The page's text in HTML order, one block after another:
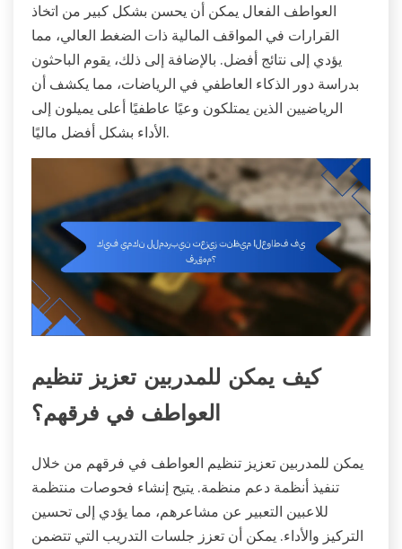
العواطف الفعال يمكن أن يحسن بشكل كبير من اتخاذ
القرارات في المواقف المالية ذات الضغط العالي، مما
يؤدي إلى نتائج أفضل. بالإضافة إلى ذلك، يقوم الباحثون
بدراسة دور الذكاء العاطفي في الرياضات، مما يكشف أن
الرياضيين الذين يمتلكون وعيًا عاطفيًا أعلى يميلون إلى
الأداء بشكل أفضل ماليًا.
كيف يمكن للمدربين تعزيز تنظيم
العواطف في فرقهم؟
يمكن للمدربين تعزيز تنظيم العواطف في فرقهم من خلال
تنفيذ أنظمة دعم منظمة. يتيح إنشاء فحوصات منتظمة
للاعبين التعبير عن مشاعرهم، مما يؤدي إلى تحسين
التركيز والأداء. يمكن أن تعزز جلسات التدريب التي تتضمن